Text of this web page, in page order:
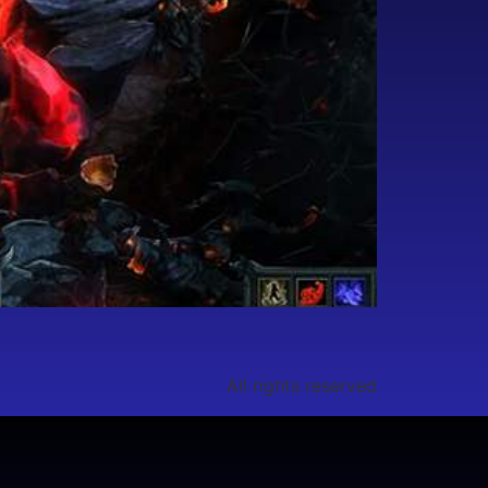
All rights reserved